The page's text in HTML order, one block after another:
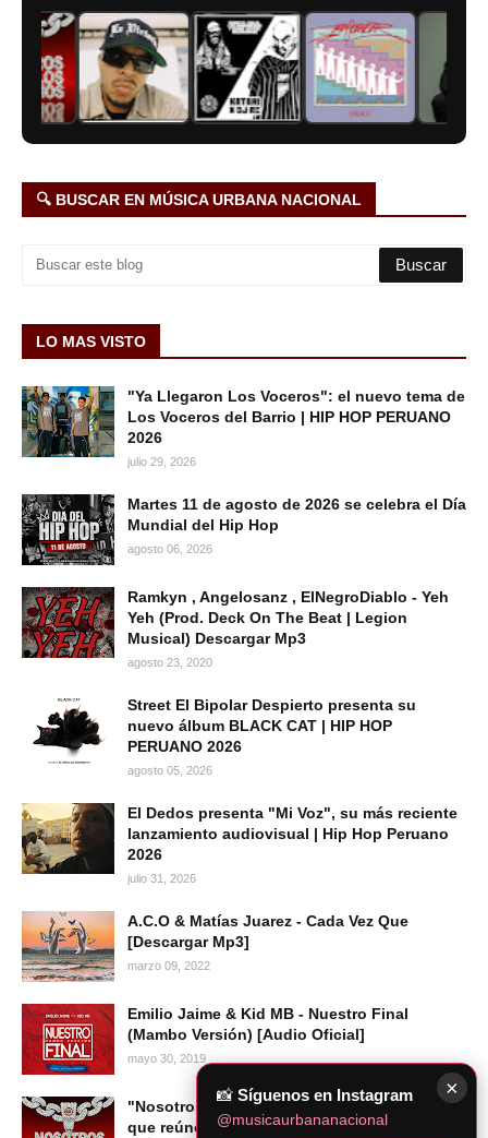
🔍 BUSCAR EN MÚSICA URBANA NACIONAL
LO MAS VISTO
"Ya Llegaron Los Voceros": el nuevo tema de
Los Voceros del Barrio | HIP HOP PERUANO
2026
julio 29, 2026
Martes 11 de agosto de 2026 se celebra el Día
Mundial del Hip Hop
agosto 06, 2026
Ramkyn , Angelosanz , ElNegroDiablo - Yeh
Yeh (Prod. Deck On The Beat | Legion
Musical) Descargar Mp3
agosto 23, 2020
Street El Bipolar Despierto presenta su
nuevo álbum BLACK CAT | HIP HOP
PERUANO 2026
agosto 05, 2026
El Dedos presenta "Mi Voz", su más reciente
lanzamiento audiovisual | Hip Hop Peruano
2026
julio 31, 2026
A.C.O & Matías Juarez - Cada Vez Que
[Descargar Mp3]
marzo 09, 2022
Emilio Jaime & Kid MB - Nuestro Final
(Mambo Versión) [Audio Oficial]
mayo 30, 2019
"Nosotros Somos los Que Somos": el álbum
que reúne a una nueva generación de
×
📸 Síguenos en Instagram
@musicaurbananacional